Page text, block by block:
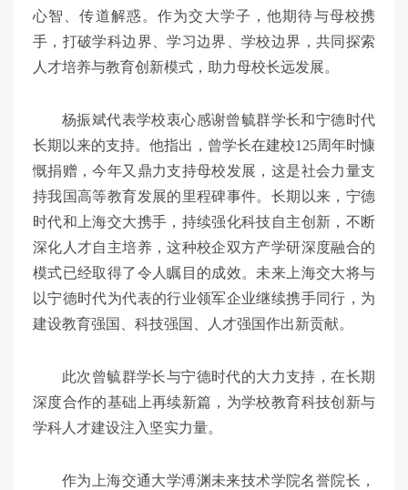
心智、传道解惑。作为交大学子，他期待与母校携
手，打破学科边界、学习边界、学校边界，共同探索
人才培养与教育创新模式，助力母校长远发展。
杨振斌代表学校衷心感谢曾毓群学长和宁德时代
长期以来的支持。他指出，曾学长在建校125周年时慷
慨捐赠，今年又鼎力支持母校发展，这是社会力量支
持我国高等教育发展的里程碑事件。长期以来，宁德
时代和上海交大携手，持续强化科技自主创新，不断
深化人才自主培养，这种校企双方产学研深度融合的
模式已经取得了令人瞩目的成效。未来上海交大将与
以宁德时代为代表的行业领军企业继续携手同行，为
建设教育强国、科技强国、人才强国作出新贡献。
此次曾毓群学长与宁德时代的大力支持，在长期
深度合作的基础上再续新篇，为学校教育科技创新与
学科人才建设注入坚实力量。
作为上海交通大学溥渊未来技术学院名誉院长，